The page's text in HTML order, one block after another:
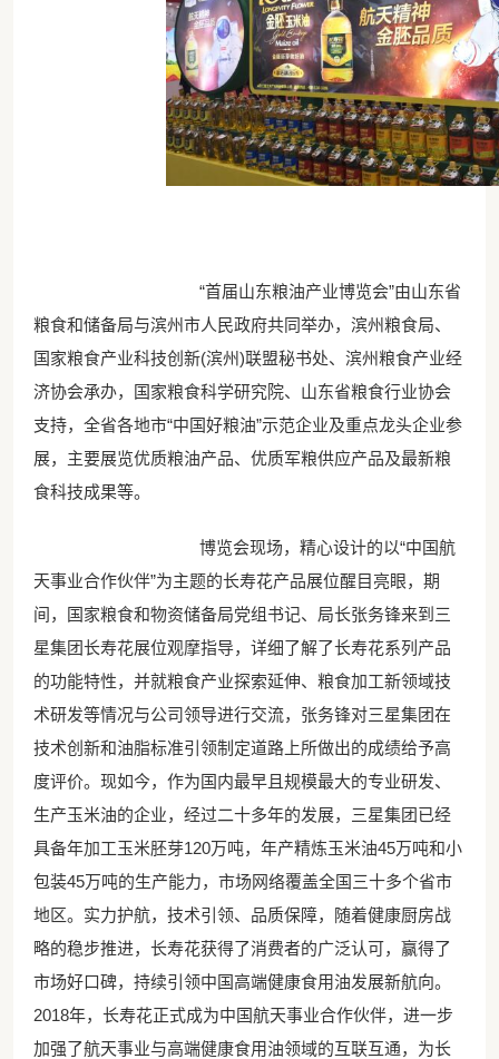
“首届山东粮油产业博览会”由山东省
粮食和储备局与滨州市人民政府共同举办，滨州粮食局、
国家粮食产业科技创新(滨州)联盟秘书处、滨州粮食产业经
济协会承办，国家粮食科学研究院、山东省粮食行业协会
支持，全省各地市“中国好粮油”示范企业及重点龙头企业参
展，主要展览优质粮油产品、优质军粮供应产品及最新粮
食科技成果等。
博览会现场，精心设计的以“中国航
天事业合作伙伴”为主题的长寿花产品展位醒目亮眼，期
间，国家粮食和物资储备局党组书记、局长张务锋来到三
星集团长寿花展位观摩指导，详细了解了长寿花系列产品
的功能特性，并就粮食产业探索延伸、粮食加工新领域技
术研发等情况与公司领导进行交流，张务锋对三星集团在
技术创新和油脂标准引领制定道路上所做出的成绩给予高
度评价。现如今，作为国内最早且规模最大的专业研发、
生产玉米油的企业，经过二十多年的发展，三星集团已经
具备年加工玉米胚芽120万吨，年产精炼玉米油45万吨和小
包装45万吨的生产能力，市场网络覆盖全国三十多个省市
地区。实力护航，技术引领、品质保障，随着健康厨房战
略的稳步推进，长寿花获得了消费者的广泛认可，赢得了
市场好口碑，持续引领中国高端健康食用油发展新航向。
2018年，长寿花正式成为中国航天事业合作伙伴，进一步
加强了航天事业与高端健康食用油领域的互联互通，为长